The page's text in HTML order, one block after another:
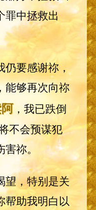
罪中拯救出
仍要感谢祢，
能够再次向祢
，我已跌倒
不会预谋犯
祢。
望，特别是关
帮助我明白以